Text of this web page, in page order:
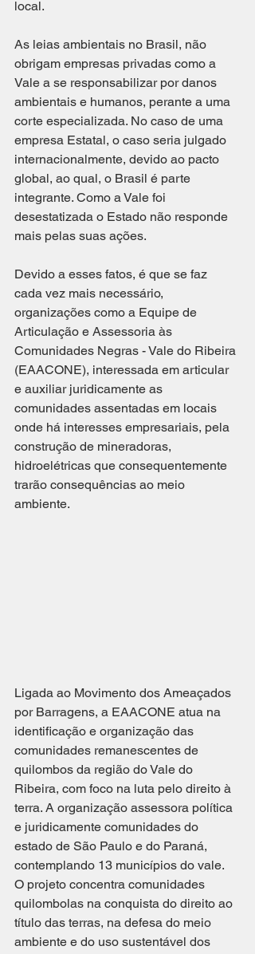
local.
As leias ambientais no Brasil, não
obrigam empresas privadas como a
Vale a se responsabilizar por danos
ambientais e humanos, perante a uma
corte especializada. No caso de uma
empresa Estatal, o caso seria julgado
internacionalmente, devido ao pacto
global, ao qual, o Brasil é parte
integrante. Como a Vale foi
desestatizada o Estado não responde
mais pelas suas ações.
Devido a esses fatos, é que se faz
cada vez mais necessário,
organizações como a Equipe de
Articulação e Assessoria às
Comunidades Negras - Vale do Ribeira
(EAACONE), interessada em articular
e auxiliar juridicamente as
comunidades assentadas em locais
onde há interesses empresariais, pela
construção de mineradoras,
hidroelétricas que consequentemente
trarão consequências ao meio
ambiente.
Ligada ao Movimento dos Ameaçados
por Barragens, a EAACONE atua na
identificação e organização das
comunidades remanescentes de
quilombos da região do Vale do
Ribeira, com foco na luta pelo direito à
terra. A organização assessora política
e juridicamente comunidades do
estado de São Paulo e do Paraná,
contemplando 13 municípios do vale.
O projeto concentra comunidades
quilombolas na conquista do direito ao
título das terras, na defesa do meio
ambiente e do uso sustentável dos